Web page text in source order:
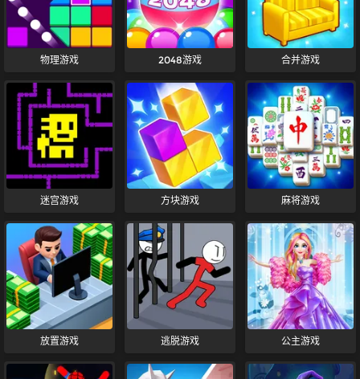
物理游戏 2048游戏 合并游戏
迷宫游戏 方块游戏 麻将游戏
放置游戏 逃脱游戏 公主游戏